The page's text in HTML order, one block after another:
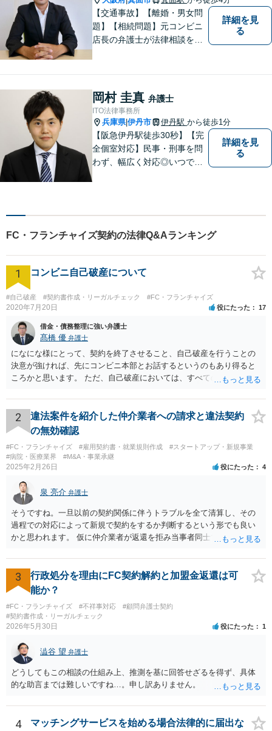
【交通事故】【離婚・男女問
題】【相続問題】元コンビニ
店長の弁護士が法律相談を承
詳細を見
る
岡村 圭真 弁護士
ITO法律事務所
兵庫県|伊丹市 伊丹駅 から徒歩1分
【阪急伊丹駅徒歩30秒】【完
全個室対応】民事・刑事を問
わず、幅広く対応◎いつでも
れず、尽力してまいります。
【メーカー法務経験あり】
詳細を見
る
FC・フランチャイズ契約の法律Q&Aランキング
1 コンビニ自己破産について
#自己破産 #契約書作成・リーガルチェック #FC・フランチャイズ
2020年7月20日 役にたった 17
借金・債務整理に強い弁護士
髙橋 優 弁護士
になにな様にとって、契約を終了させること、自己破産を行うことの
決意が強ければ、先にコンビニ本部とお話するというのもあり得ると
ころかと思います。 ただ、自己破産においては、すべての債権者を公
扱うことが出来ないという点や財産の移転内容や時期によっては取り
戻す必要が出てくる等一定のリスクもございますので、もし契約を継
続するという選択肢がおありであれば、先に自己破産の相談というの
が適切かと思われます。 契約解約のご意思が固いところであれば、リ
スクを踏まえて進むしかないかと思いますので、本部との話が先であ
っても問題ないかと思います。
2
違法案件を紹介した仲介業者への請求と違法契約
の無効確認
#FC・フランチャイズ #雇用契約書・就業規則作成
#スタートアップ・新規事業
#病院・医療業界
#M&A・事業承継
2025年2月26日 役にたった 4
泉 亮介 弁護士
そうですね。一旦以前の契約関係に伴うトラブルを全て清算し、その
過程での対応によって新規で契約をするか判断するという形でも良い
かと思われます。 仮に仲介業者が返還を拒み当事者同士での解決が困
3
行政処分を理由にFC契約解約と加盟金返還は可
能か？
#FC・フランチャイズ #不祥事対応
#顧問弁護士契約
#契約書作成・リーガルチェック
2026年5月30日 役にたった 1
澁谷 望 弁護士
どうしてもこの相談の仕組み上、推測を基に回答せざるを得ず、具体
的な助言までは難しいですね…。申し訳ありません。
4
マッチングサービスを始める場合法律的に届出な